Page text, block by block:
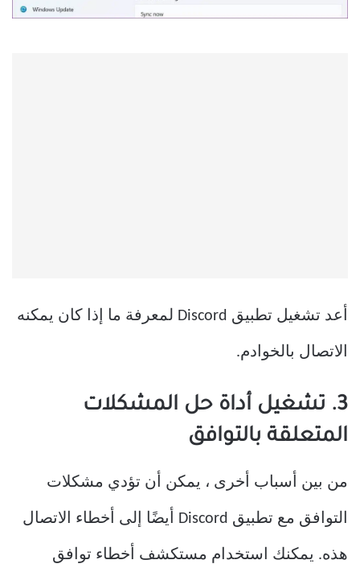
أعد تشغيل تطبيق Discord لمعرفة ما إذا كان يمكنه
الاتصال بالخوادم.
3. تشغيل أداة حل المشكلات
المتعلقة بالتوافق
من بين أسباب أخرى ، يمكن أن تؤدي مشكلات
التوافق مع تطبيق Discord أيضًا إلى أخطاء الاتصال
هذه. يمكنك استخدام مستكشف أخطاء توافق